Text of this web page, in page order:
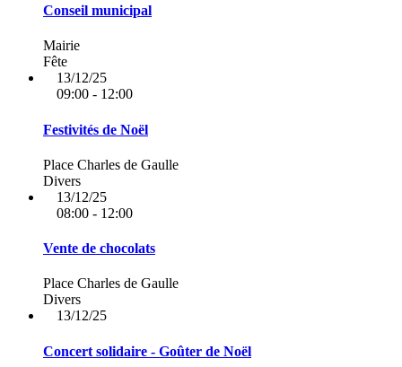
Conseil municipal
Mairie
Fête
13/12/25
09:00 - 12:00
Festivités de Noël
Place Charles de Gaulle
Divers
13/12/25
08:00 - 12:00
Vente de chocolats
Place Charles de Gaulle
Divers
13/12/25
Concert solidaire - Goûter de Noël